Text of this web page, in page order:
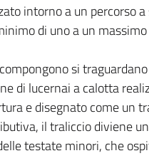
intorno a un percorso
di uno a un
si
di lucernai a calotta
e disegnato come un
il traliccio diviene
testate minori, che